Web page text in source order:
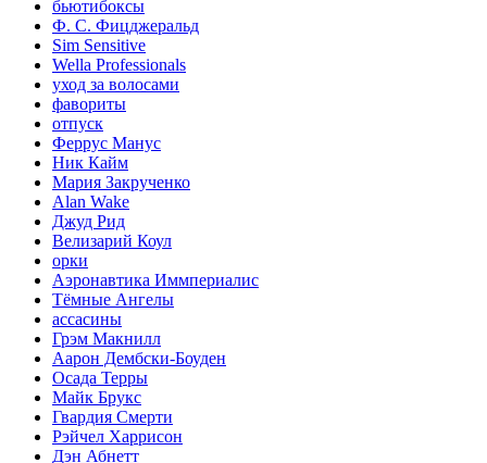
бьютибоксы
Ф. С. Фицджеральд
Sim Sensitive
Wella Professionals
уход за волосами
фавориты
отпуск
Феррус Манус
Ник Кайм
Мария Закрученко
Alan Wake
Джуд Рид
Велизарий Коул
орки
Аэронавтика Иммпериалис
Тёмные Ангелы
ассасины
Грэм Макнилл
Аарон Дембски-Боуден
Осада Терры
Майк Брукс
Гвардия Смерти
Рэйчел Харрисон
Дэн Абнетт